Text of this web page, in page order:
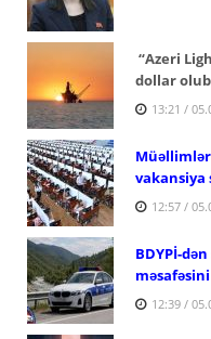
“Azeri
dollar olub
13:21 /
vakansiya
12:57 /
BDYPİ-
12:39 /